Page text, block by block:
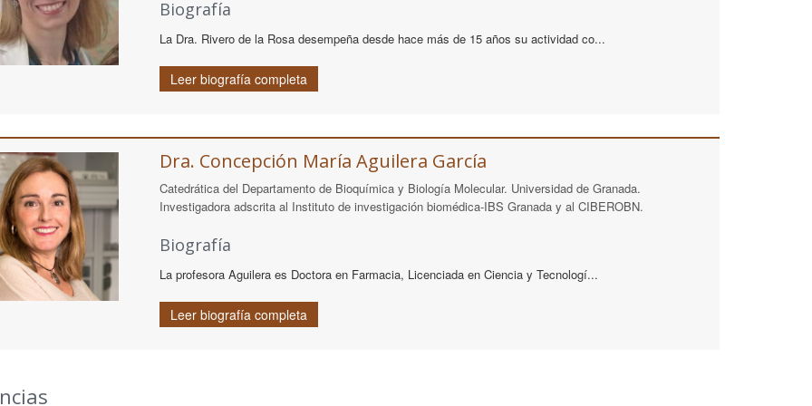
Biografía
La Dra. Rivero de la Rosa desempeña desde hace más de 15 años su actividad co...
Leer biografía completa
Dra. Concepción María Aguilera García
Catedrática del Departamento de Bioquímica y Biología Molecular. Universidad de Granada.
Investigadora adscrita al Instituto de investigación biomédica-IBS Granada y al CIBEROBN.
Biografía
La profesora Aguilera es Doctora en Farmacia, Licenciada en Ciencia y Tecnologí...
Leer biografía completa